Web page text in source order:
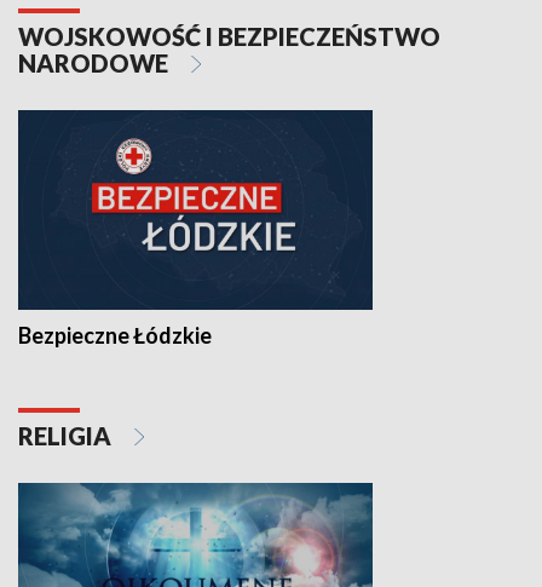
WOJSKOWOŚĆ I BEZPIECZEŃSTWO
NARODOWE
Bezpieczne Łódzkie
RELIGIA